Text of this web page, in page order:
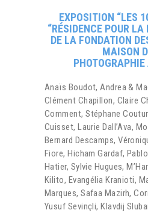
EXPOSITION “LES
“RÉSIDENCE POUR
DE LA FONDATION
MAISON
PHOTOGRAPHIE
Anaïs Boudot, Andrea &
Clément Chapillon, Claire
Comment, Stéphane
Cuisset, Laurie Dall’Ava,
Bernard Descamps,
Fiore, Hicham Gardaf,
Hatier, Sylvie Hugues,
Kilito, Evangélia Kranioti,
Marques, Safaa Mazirh,
Yusuf Sevinçli, Klavdij